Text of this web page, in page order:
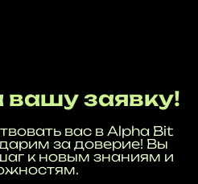
вашу заявку!
вас в Alpha Bit
за доверие! Вы
к новым знаниям и